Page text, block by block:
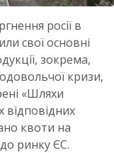
росії в
свої основні
зокрема,
кризи,
«Шляхи
відповідних
квоти на
ринку ЄС.